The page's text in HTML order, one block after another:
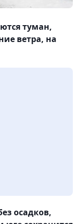
туман,
ветра, на
осадков,